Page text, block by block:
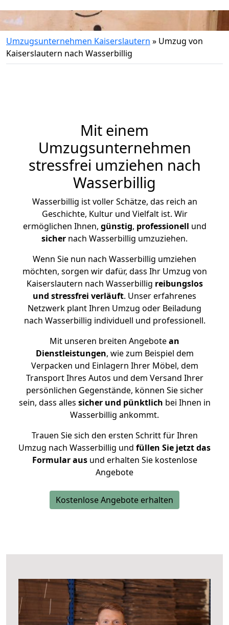
Umzugsunternehmen Kaiserslautern » Umzug von
Kaiserslautern nach Wasserbillig
Mit einem
Umzugsunternehmen
stressfrei umziehen nach
Wasserbillig
Wasserbillig ist voller Schätze, das reich an
Geschichte, Kultur und Vielfalt ist. Wir
ermöglichen Ihnen, günstig, professionell und
sicher nach Wasserbillig umzuziehen.
Wenn Sie nun nach Wasserbillig umziehen
möchten, sorgen wir dafür, dass Ihr Umzug von
Kaiserslautern nach Wasserbillig reibungslos
und stressfrei verläuft. Unser erfahrenes
Netzwerk plant Ihren Umzug oder Beiladung
nach Wasserbillig individuell und professionell.
Mit unseren breiten Angebotean
Dienstleistungen, wie zum Beispiel dem
Verpacken und Einlagern Ihrer Möbel, dem
Transport Ihres Autos und dem Versand Ihrer
persönlichen Gegenstände, können Sie sicher
sein, dass alles sicher und pünktlich bei Ihnen in
Wasserbillig ankommt.
Trauen Sie sich den ersten Schritt für Ihren
Umzug nach Wasserbillig und füllen Sie jetzt das
Formular ausund erhalten Sie kostenlose
Angebote
Kostenlose Angebote erhalten